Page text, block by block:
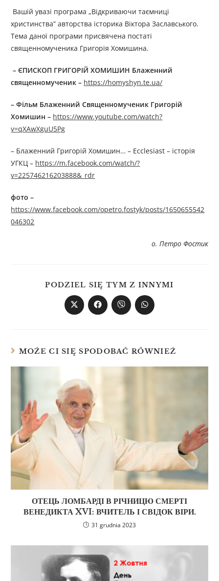
Вашій увазі програма „Відкриваючи таємниці
христинства” авторства історика Віктора Заславського.
Тема даної програми присвячена постаті
священномученика Григорія Хомишина.
– ЄПИСКОП ГРИГОРІЙ ХОМИШИН Блаженний
священномученик – https://homyshyn.te.ua/
– Фільм Блаженний Священномученик Григорій
Хомишин – https://www.youtube.com/watch?
v=qXAwXguU5Pg
– Блаженний Григорій Хомишин… – Ecclesiast – історія
УГКЦ – https://m.facebook.com/watch/?
v=225746216203888&_rdr
фото –
https://www.facebook.com/opetro.fostyk/posts/1650655542
046302
о. Петро Фостик
PODZIEL SIĘ TYM Z INNYMI
MOŻE CI SIĘ SPODOBAĆ RÓWNIEŻ
ОТЕЦЬ ЛОМБАРДІ В РІЧНИЦЮ СМЕРТІ
ВЕНЕДИКТА XVI: ВЧИТЕЛЬ І СВІДОК ВІРИ.
31 grudnia 2023